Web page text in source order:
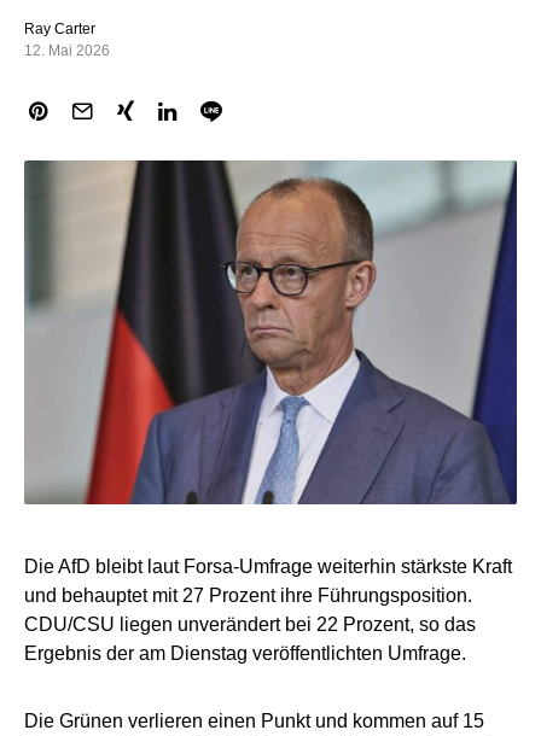
Ray Carter
12. Mai 2026
Die AfD bleibt laut Forsa-Umfrage weiterhin stärkste Kraft
und behauptet mit 27 Prozent ihre Führungsposition.
CDU/CSU liegen unverändert bei 22 Prozent, so das
Ergebnis der am Dienstag veröffentlichten Umfrage.
Die Grünen verlieren einen Punkt und kommen auf 15